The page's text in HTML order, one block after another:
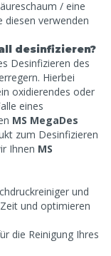
/ eine
diesen verwenden
desinfizieren?
Desinfizieren des
Hierbei
oxidierendes oder
eines
MS MegaDes
zum Desinfizieren
Ihnen MS
und
und optimieren
die Reinigung Ihres